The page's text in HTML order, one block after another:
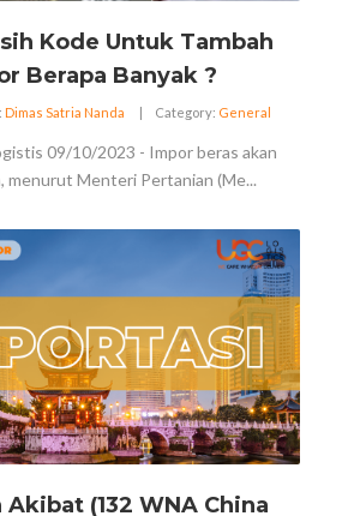
Kode Untuk Tambah
Berapa Banyak ?
Dimas Satria Nanda | Category: General
09/10/2023 - Impor beras akan
menurut Menteri Pertanian (Me...
Akibat (132 WNA China